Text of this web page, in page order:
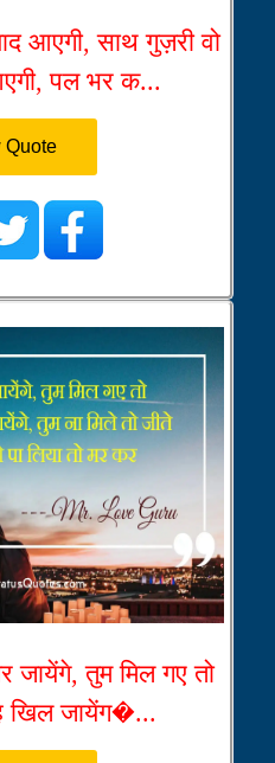
आएगी, साथ गुज़री वो
पल भर क...
Quote
जायेंगे, तुम मिल गए तो
खिल जायेंग�...